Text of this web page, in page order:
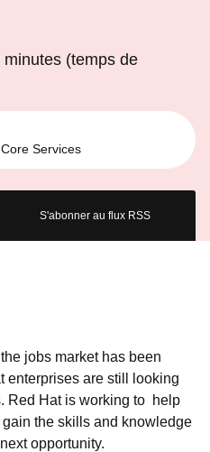
minutes (temps de
Services
S'abonner au flux RSS
jobs market has been
enterprises are still looking
Red Hat is working to help
the skills and knowledge
opportunity.